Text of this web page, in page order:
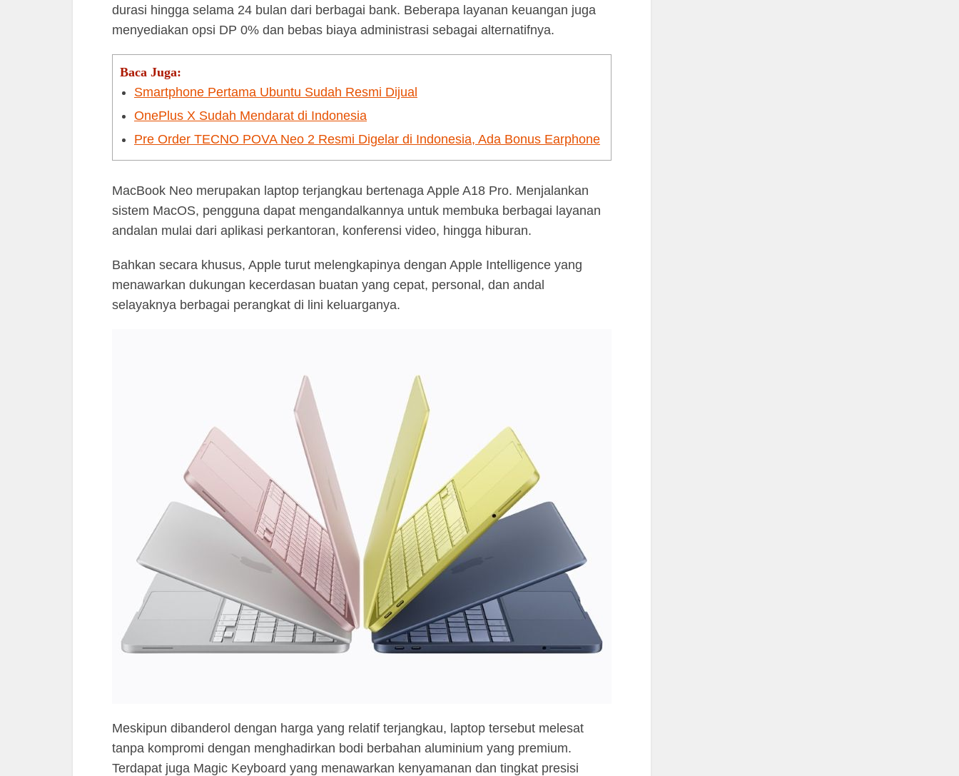
durasi hingga selama 24 bulan dari berbagai bank. Beberapa layanan keuangan juga
menyediakan opsi DP 0% dan bebas biaya administrasi sebagai alternatifnya.
Baca Juga:
Smartphone Pertama Ubuntu Sudah Resmi Dijual
OnePlus X Sudah Mendarat di Indonesia
Pre Order TECNO POVA Neo 2 Resmi Digelar di Indonesia, Ada Bonus Earphone
MacBook Neo merupakan laptop terjangkau bertenaga Apple A18 Pro. Menjalankan
sistem MacOS, pengguna dapat mengandalkannya untuk membuka berbagai layanan
andalan mulai dari aplikasi perkantoran, konferensi video, hingga hiburan.
Bahkan secara khusus, Apple turut melengkapinya dengan Apple Intelligence yang
menawarkan dukungan kecerdasan buatan yang cepat, personal, dan andal
selayaknya berbagai perangkat di lini keluarganya.
Meskipun dibanderol dengan harga yang relatif terjangkau, laptop tersebut melesat
tanpa kompromi dengan menghadirkan bodi berbahan aluminium yang premium.
Terdapat juga Magic Keyboard yang menawarkan kenyamanan dan tingkat presisi